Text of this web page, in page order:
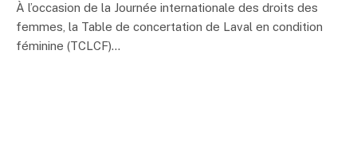
À l’occasion de la Journée internationale des droits des
femmes, la Table de concertation de Laval en condition
féminine (TCLCF)…